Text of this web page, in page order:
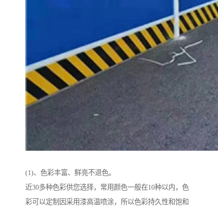
(1)、色彩丰富、鲜亮不退色。
近30多种色彩供您选择，常用颜色一般在10种以内，色
彩可以定制因采用漆高温喷涂，所以色彩持久性和饱和